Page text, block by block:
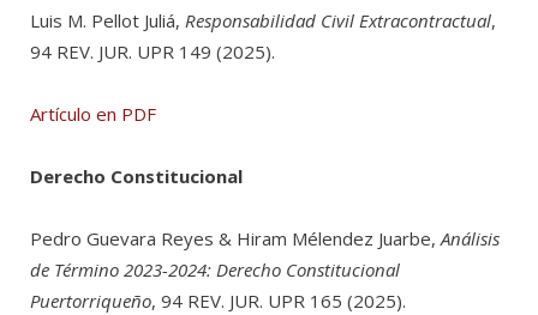
Luis M. Pellot Juliá, Responsabilidad Civil Extracontractual,
94 REV. JUR. UPR 149 (2025).
Artículo en PDF
Derecho Constitucional
Pedro Guevara Reyes & Hiram Mélendez Juarbe,Análisis
de Término 2023-2024: Derecho Constitucional
Puertorriqueño, 94 REV. JUR. UPR 165 (2025).